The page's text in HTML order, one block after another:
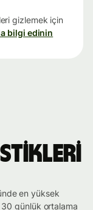
gizlemek için
bilgi edinin
en yüksek
günlük ortalama